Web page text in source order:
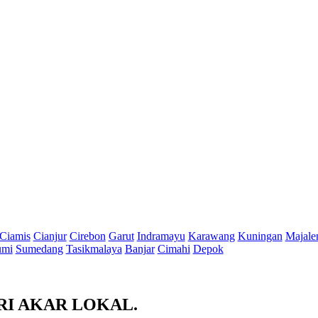
Cianjur Cirebon Garut Indramayu Karawang Kuningan
Sumedang Tasikmalaya Banjar Cimahi Depok
AKAR LOKAL.